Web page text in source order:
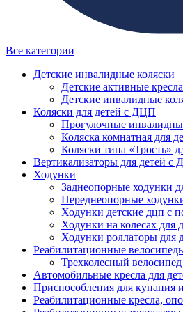
Все категории
Детские инвалидные коляски
Детские активные
Детские инвалидные
Коляски для детей с ДЦП
Прогулочные
Коляска комнатная для
Коляски типа «Трость»
Вертикализаторы для детей с
Ходунки
Заднеопорные ходунки
Переднеопорные
Ходунки детские дцп с
Ходунки на колесах для
Ходунки роллаторы для
Реабилитационные
Трехколесный
Автомобильные кресла для
Приспособления для купания
Реабилитационные кресла,